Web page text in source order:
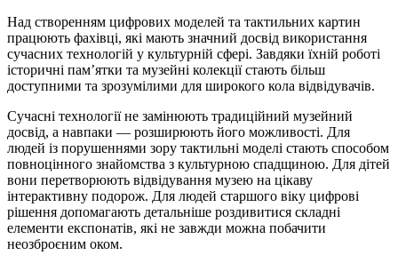
Над створенням цифрових моделей та тактильних картин
працюють фахівці, які мають значний досвід використання
сучасних технологій у культурній сфері. Завдяки їхній роботі
історичні пам’ятки та музейні колекції стають більш
доступними та зрозумілими для широкого кола відвідувачів.
Сучасні технології не замінюють традиційний музейний
досвід, а навпаки — розширюють його можливості. Для
людей із порушеннями зору тактильні моделі стають способом
повноцінного знайомства з культурною спадщиною. Для дітей
вони перетворюють відвідування музею на цікаву
інтерактивну подорож. Для людей старшого віку цифрові
рішення допомагають детальніше роздивитися складні
елементи експонатів, які не завжди можна побачити
неозброєним оком.